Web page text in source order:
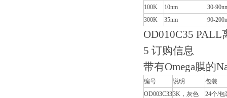
100K
10nm
30-
300K
35nm 90-
OD010C35
5 订购信息
带有Omega膜的
编号 说明
包装
OD003C333K，灰色
24个/包